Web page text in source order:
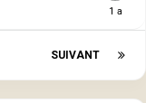
SUIVANT